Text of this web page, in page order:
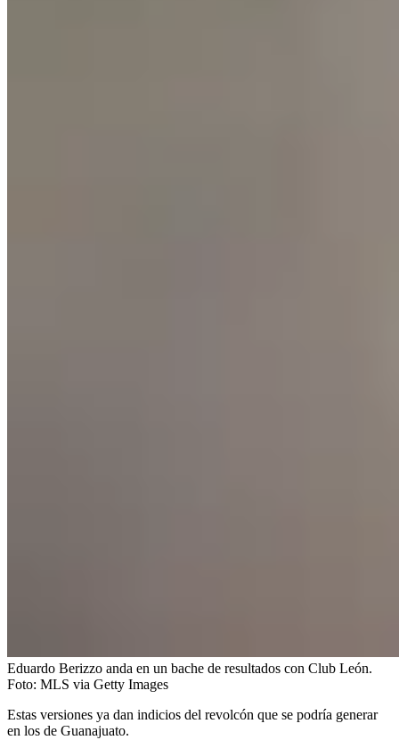
Eduardo Berizzo anda en un bache de resultados con Club León.
Foto: MLS via Getty Images
Estas versiones ya dan indicios del revolcón que se podría generar
en los de Guanajuato.